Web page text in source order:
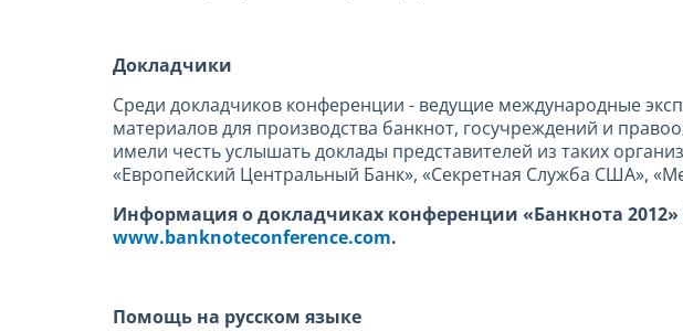
Докладчики
Среди докладчиков конференции - ведущие международные
материалов для производства банкнот, госучреждений и
имели честь услышать доклады представителей из таких
«Европейский Центральный Банк», «Секретная Служба США»,
Информация о докладчиках конференции «Банкнота
www.banknoteconference.com.
Помощь на русском языке